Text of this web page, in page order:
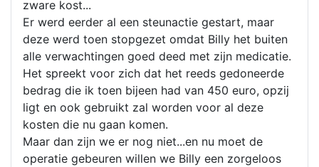
zware kost...
Er werd eerder al een steunactie gestart, maar
deze werd toen stopgezet omdat Billy het buiten
alle verwachtingen goed deed met zijn medicatie.
Het spreekt voor zich dat het reeds gedoneerde
bedrag die ik toen bijeen had van 450 euro, opzij
ligt en ook gebruikt zal worden voor al deze
kosten die nu gaan komen.
Maar dan zijn we er nog niet...en nu moet de
operatie gebeuren willen we Billy een zorgeloos